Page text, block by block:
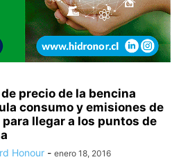
precio de la bencina
consumo y emisiones de
para llegar a los puntos de
Honour - enero 18, 2016